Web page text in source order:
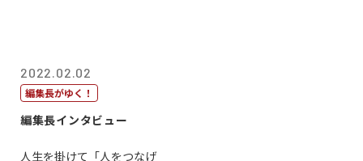
2022.02.02
編集長がゆく！
編集長インタビュー
人生を掛けて「人をつなげ